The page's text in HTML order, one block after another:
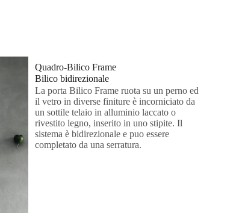
Quadro-Bilico Frame
Bilico bidirezionale
La porta Bilico Frame ruota su un perno ed
il vetro in diverse finiture è incorniciato da
un sottile telaio in alluminio laccato o
rivestito legno, inserito in uno stipite. Il
sistema è bidirezionale e puo essere
completato da una serratura.